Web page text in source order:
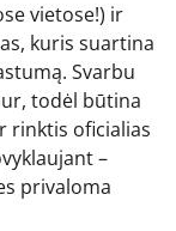
vietose!) ir
kuris suartina
Svarbu
todėl būtina
rinktis oficialias
–
privaloma